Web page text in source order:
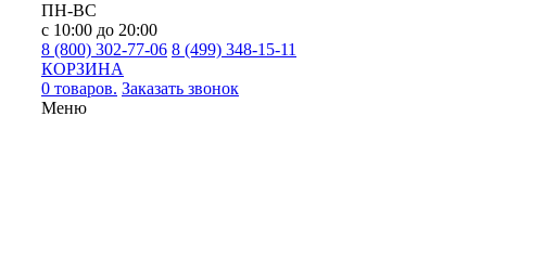
ПН-ВС
с 10:00 до 20:00
8 (800) 302-77-06 8 (499) 348-15-11
КОРЗИНА
0 товаров. Заказать звонок
Меню